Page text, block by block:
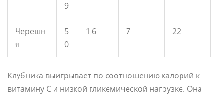
9
Черешн
я
5
0
1,6 7 22
Клубника выигрывает по соотношению калорий к
витамину C и низкой гликемической нагрузке. Она